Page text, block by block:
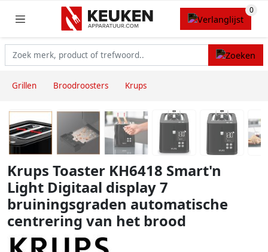
Grillen Broodroosters Krups
Krups Toaster KH6418 Smart'n
Light Digitaal display 7
bruiningsgraden automatische
centrering van het brood